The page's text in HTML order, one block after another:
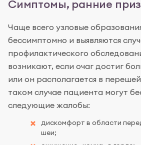
Симптомы, ранние
Чаще всего узловые
бессимптомно и выявляются
профилактического
возникают, если очаг достиг
или он располагается в
таком случае пациента могут
следующие жалобы:
дискомфорт в области
шеи;